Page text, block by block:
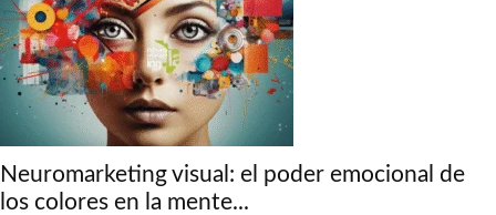
Neuromarketing visual: el poder emocional de
los colores en la mente...